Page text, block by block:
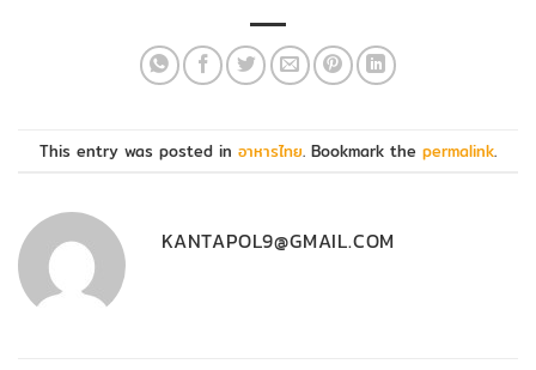
This entry was posted in อาหารไทย. Bookmark the permalink.
KANTAPOL9@GMAIL.COM